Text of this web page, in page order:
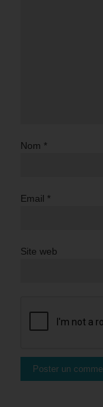
Nom *
Email *
Site web